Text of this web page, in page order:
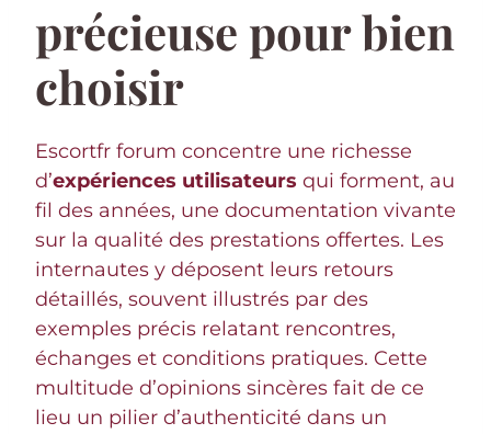
précieuse pour bien
choisir
Escortfr forum concentre une richesse
d’expériences utilisateurs qui forment, au
fil des années, une documentation vivante
sur la qualité des prestations offertes. Les
internautes y déposent leurs retours
détaillés, souvent illustrés par des
exemples précis relatant rencontres,
échanges et conditions pratiques. Cette
multitude d’opinions sincères fait de ce
lieu un pilier d’authenticité dans un